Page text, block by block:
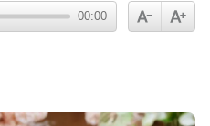
00:00